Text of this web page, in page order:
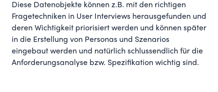
Diese Datenobjekte können z.B. mit den richtigen
Fragetechniken in User Interviews herausgefunden und
deren Wichtigkeit priorisiert werden und können später
in die Erstellung von Personas und Szenarios
eingebaut werden und natürlich schlussendlich für die
Anforderungsanalyse bzw. Spezifikation wichtig sind.